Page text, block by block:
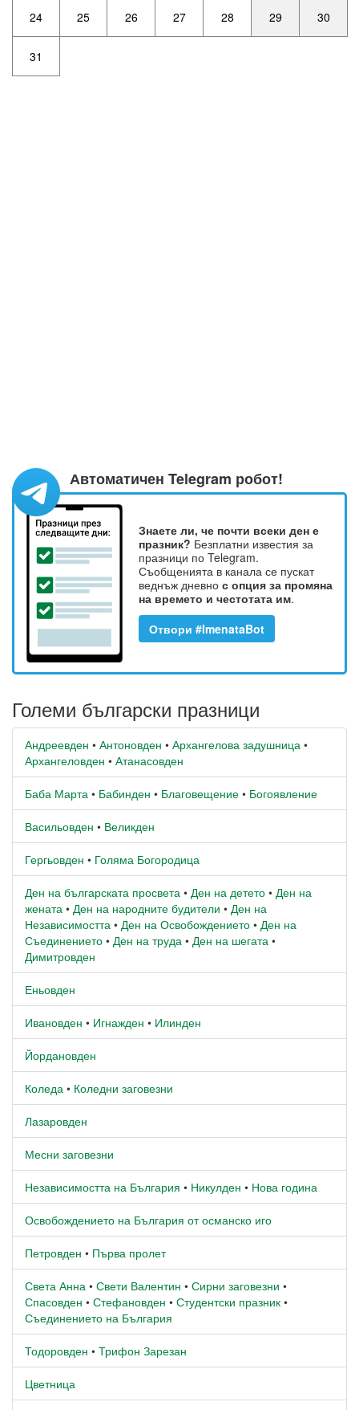
24 25 26 27 28 29 30
31
Автоматичен Telegram робот!
Знаете ли, че почти всеки ден е
празник? Безплатни известия за
празници по Telegram.
Съобщенията в канала се пускат
веднъж дневно с опция за промяна
на времето и честотата им.
Отвори #ImenataBot
Големи български празници
Андреевден • Антоновден • Архангелова задушница •
Архангеловден • Атанасовден
Баба Марта • Бабинден • Благовещение • Богоявление
Васильовден • Великден
Гергьовден • Голяма Богородица
Ден на българската просвета • Ден на детето • Ден на
жената • Ден на народните будители • Ден на
Независимостта • Ден на Освобождението • Ден на
Съединението • Ден на труда • Ден на шегата •
Димитровден
Еньовден
Ивановден • Игнажден • Илинден
Йордановден
Коледа • Коледни заговезни
Лазаровден
Месни заговезни
Независимостта на България • Никулден • Нова година
Освобождението на България от османско иго
Петровден • Първа пролет
Света Анна • Свети Валентин • Сирни заговезни •
Спасовден • Стефановден • Студентски празник •
Съединението на България
Тодоровден • Трифон Зарезан
Цветница